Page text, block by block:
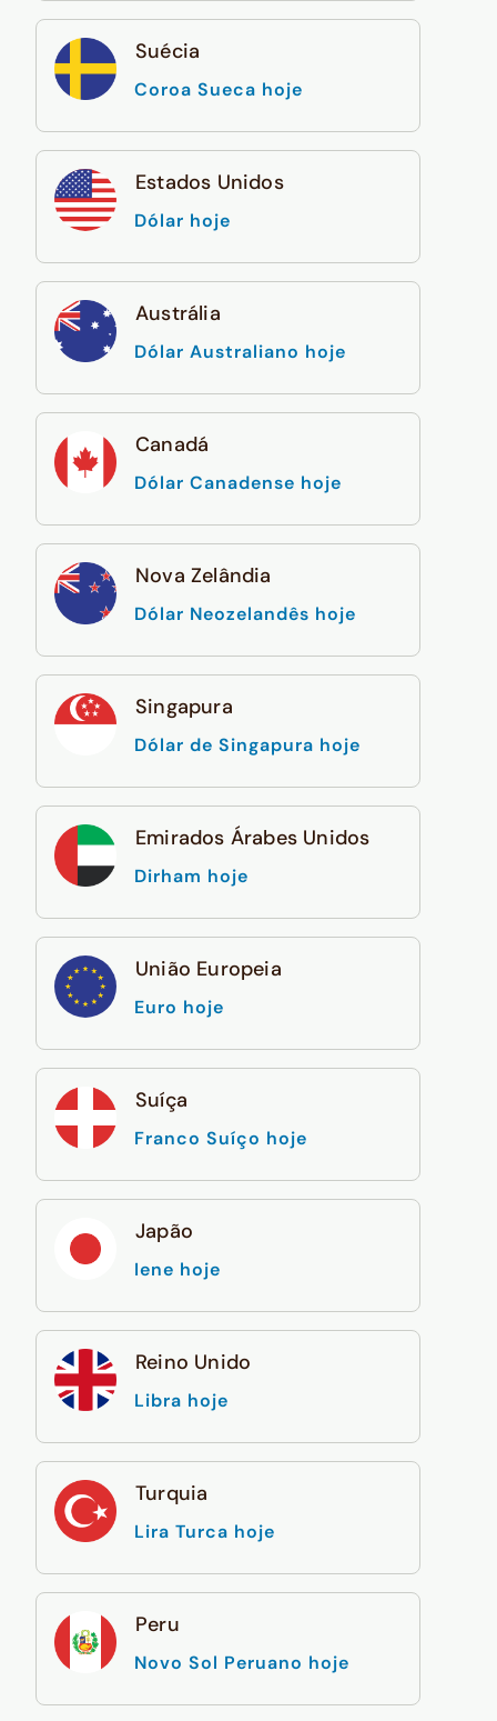
Suécia
Coroa Sueca hoje
Estados Unidos
Dólar hoje
Austrália
Dólar Australiano hoje
Canadá
Dólar Canadense hoje
Nova Zelândia
Dólar Neozelandês hoje
Singapura
Dólar de Singapura hoje
Emirados Árabes Unidos
Dirham hoje
União Europeia
Euro hoje
Suíça
Franco Suíço hoje
Japão
Iene hoje
Reino Unido
Libra hoje
Turquia
Lira Turca hoje
Peru
Novo Sol Peruano hoje